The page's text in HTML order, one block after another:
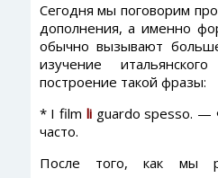
Сегодня мы поговорим
дополнения, а именно
обычно вызывают
изучение
построение такой фразы:
* I film li guardo spesso.
часто.
После того, как мы